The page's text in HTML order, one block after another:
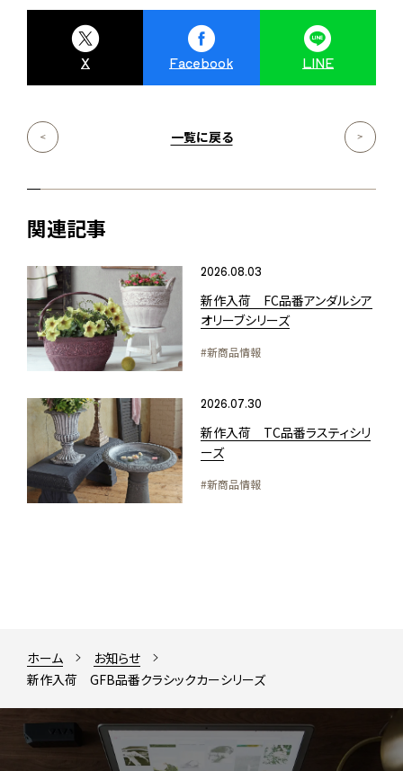
X Facebook LINE
一覧に戻る
関連記事
2026.08.03
新作入荷 FC品番アンダルシア
オリーブシリーズ
#新商品情報
2026.07.30
新作入荷 TC品番ラスティシリ
ーズ
#新商品情報
ホーム
お知らせ
新作入荷 GFB品番クラシックカーシリーズ